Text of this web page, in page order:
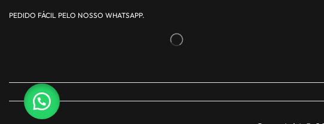
PEDIDO FÁCIL PELO NOSSO WHATSAPP.